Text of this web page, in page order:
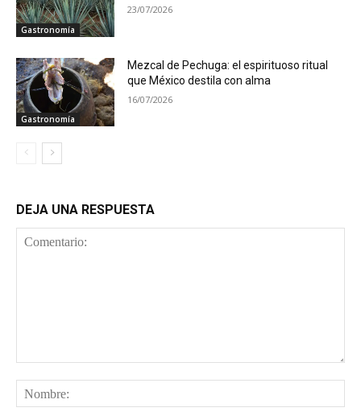
Gastronomía
23/07/2026
Gastronomía
Mezcal de Pechuga: el espirituoso ritual
que México destila con alma
16/07/2026
DEJA UNA RESPUESTA